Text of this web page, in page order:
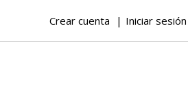
Crear cuenta Iniciar sesión